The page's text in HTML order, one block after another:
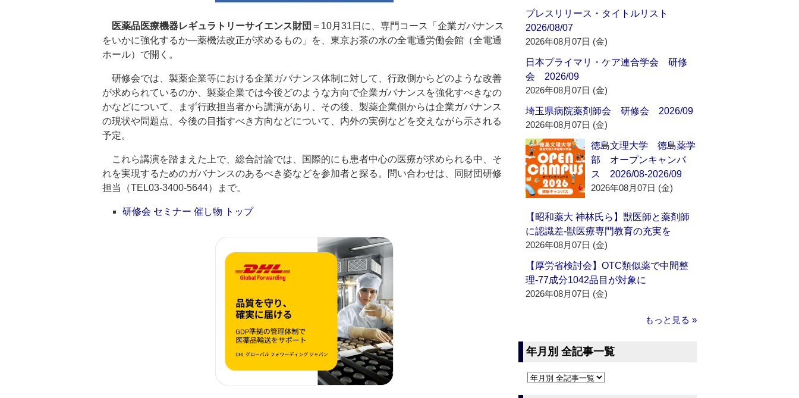
医薬品医療機器レギュラトリーサイエンス財団 ＝10月31日に、専門コース「企業ガバナンス
をいかに強化するか―薬機法改正が求めるもの」を、東京お茶の水の全電通労働会館（全電通
ホール）で開く。
研修会では、製薬企業等における企業ガバナンス体制に対して、行政側からどのような改善
が求められているのか、製薬企業では今後どのような方向で企業ガバナンスを強化すべきなの
かなどについて、まず行政担当者から講演があり、その後、製薬企業側からは企業ガバナンス
の現状や問題点、今後の目指すべき方向などについて、内外の実例などを交えながら示される
予定。
これら講演を踏まえた上で、総合討論では、国際的にも患者中心の医療が求められる中、そ
れを実現するためのガバナンスのあるべき姿などを参加者と探る。問い合わせは、同財団研修
担当（TEL03-3400-5644）まで。
研修会 セミナー 催し物 トップ
プレスリリース・タイトルリスト
2026/08/07
2026年08月07日 (金)
日本プライマリ・ケア連合学会 研修
会 2026/09
2026年08月07日 (金)
埼玉県病院薬剤師会 研修会 2026/09
2026年08月07日 (金)
徳島文理大学 徳島薬学
部 オープンキャンパ
ス 2026/08-2026/09
2026年08月07日 (金)
【昭和薬大 神林氏ら】獣医師と薬剤師
に認識差‐獣医療専門教育の充実を
2026年08月07日 (金)
【厚労省検討会】OTC類似薬で中間整
理‐77成分1042品目が対象に
2026年08月07日 (金)
もっと見る »
年月別 全記事一覧